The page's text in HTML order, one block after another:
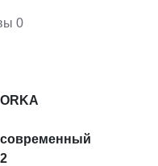
0
ORKA
современный
2